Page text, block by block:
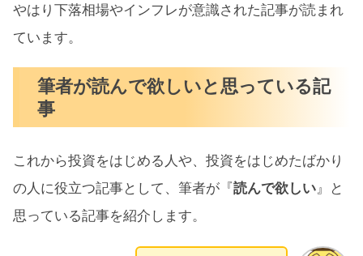
やはり下落相場やインフレが意識された記事が読まれ
ています。
筆者が読んで欲しいと思っている記
事
これから投資をはじめる人や、投資をはじめたばかり
の人に役立つ記事として、筆者が『読んで欲しい』と
思っている記事を紹介します。